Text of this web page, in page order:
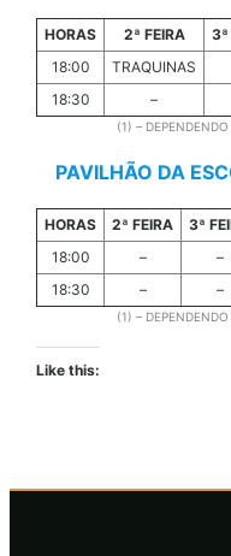
HORAS 2ª FEIRA 3ª
18:00
TRAQUINAS
18:30
–
(1) –
PAVILHÃO DA
HORAS 2ª FEIRA 3ª
18:00
– –
18:30
– –
(1) –
Like this: